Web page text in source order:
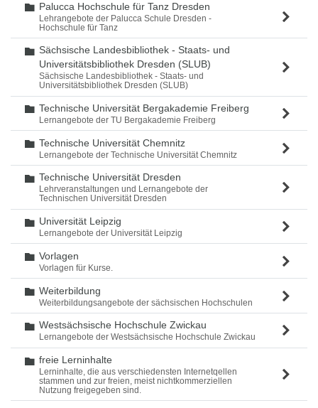
Ordner
Palucca Hochschule für Tanz Dresden
Lehrangebote der Palucca Schule Dresden -
Hochschule für Tanz
Ordner
Sächsische Landesbibliothek - Staats- und
Universitätsbibliothek Dresden (SLUB)
Sächsische Landesbibliothek - Staats- und
Universitätsbibliothek Dresden (SLUB)
Ordner
Technische Universität Bergakademie Freiberg
Lernangebote der TU Bergakademie Freiberg
Ordner
Technische Universität Chemnitz
Lernangebote der Technische Universität Chemnitz
Ordner
Technische Universität Dresden
Lehrveranstaltungen und Lernangebote der
Technischen Universität Dresden
Ordner
Universität Leipzig
Lernangebote der Universität Leipzig
Ordner
Vorlagen
Vorlagen für Kurse.
Ordner
Weiterbildung
Weiterbildungsangebote der sächsischen Hochschulen
Ordner
Westsächsische Hochschule Zwickau
Lernangebote der Westsächsische Hochschule Zwickau
Ordner
freie Lerninhalte
Lerninhalte, die aus verschiedensten Internetqellen
stammen und zur freien, meist nichtkommerziellen
Nutzung freigegeben sind.